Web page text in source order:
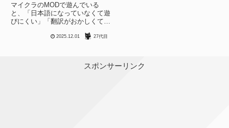
マイクラのMODで遊んでいる
と、「日本語になっていなくて遊
びにくい」「翻訳がおかしくて違
たることがあります。新しい
たら嬉しいと思うのでその方法を
2025.12.01 27代目
スポンサーリンク